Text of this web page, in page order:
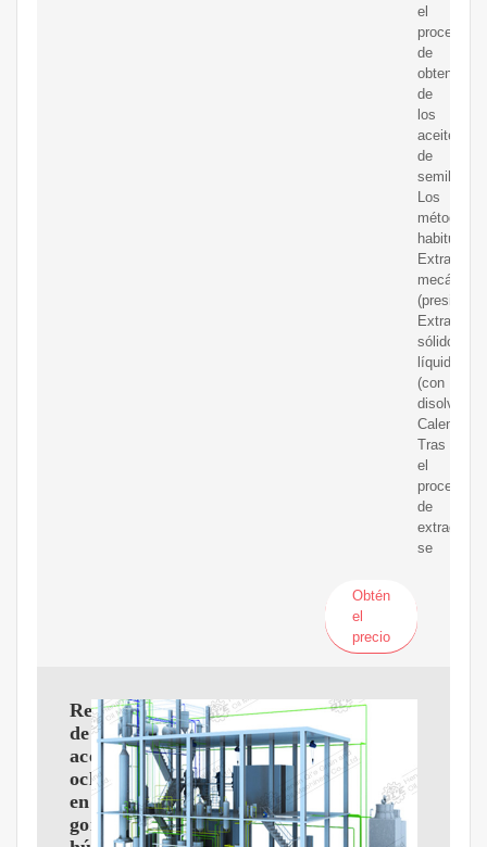
el
proceso
de
obtención
de
los
aceites
de
semillas.
Los
métodos
habituales:
Extracción
mecánica
(presión).
Extracción
sólido-
líquido
(con
Tras
el
proceso
de
extracción
se
Obtén
el
precio
Recuperación
de
aceite
ocluido
en
gomas